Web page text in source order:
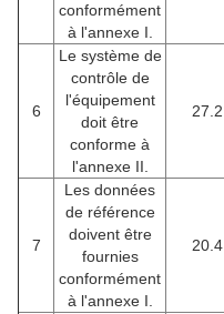
conformément
à l'annexe I.
6
Le système de
contrôle de
l'équipement
doit être
conforme à
l'annexe II.
27.2
7
Les données
de référence
doivent être
fournies
conformément
à l'annexe I.
20.4